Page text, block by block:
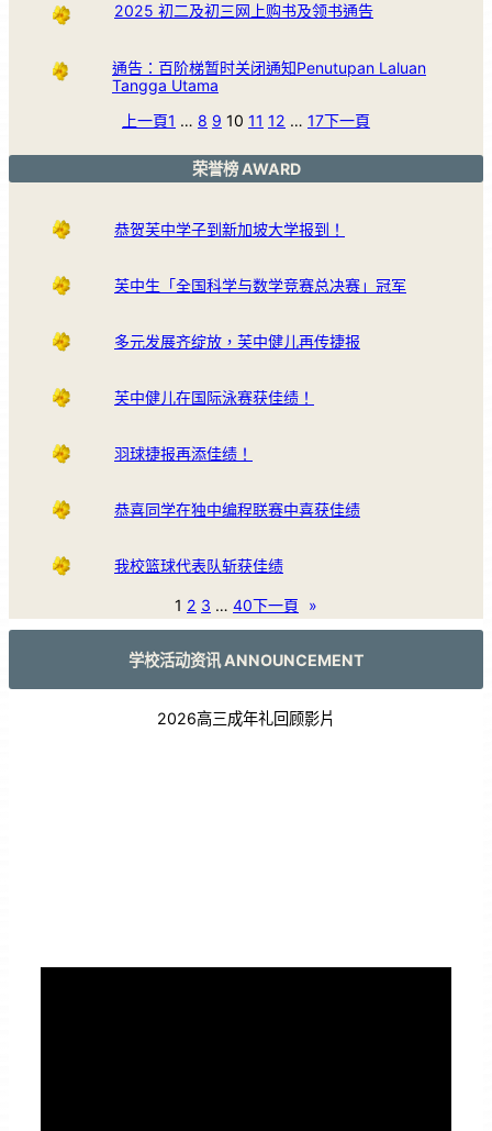
2025 初二及初三网上购书及领书通告
通告：百阶梯暂时关闭通知Penutupan Laluan
Tangga Utama
上一頁1 … 8 9 10 11 12 … 17下一頁
荣誉榜 AWARD
恭贺芙中学子到新加坡大学报到！
芙中生「全国科学与数学竞赛总决赛」冠军
多元发展齐绽放，芙中健儿再传捷报
芙中健儿在国际泳赛获佳绩！
羽球捷报再添佳绩！
恭喜同学在独中编程联赛中喜获佳绩
我校篮球代表队斩获佳绩
1 2 3 … 40下一頁 »
学校活动资讯 ANNOUNCEMENT
2026高三成年礼回顾影片